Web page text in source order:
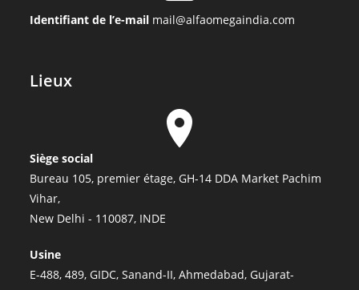
Identifiant de l’e-mail mail@alfaomegaindia.com
Lieux
Siège social
Bureau 105, premier étage, GH-14 DDA Market Pachim
Vihar,
New Delhi - 110087, INDE
Usine
E-488, 489, GIDC, Sanand-II, Ahmedabad, Gujarat-